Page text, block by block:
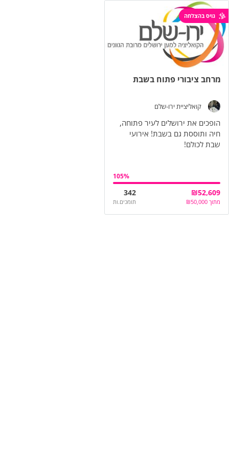
גויס בהצלחה
מרחב ציבורי פתוח בשבת
קואליציית ירו-שלם
הופכים את ירושלים לעיר פתוחה,
חיה ותוססת גם בשבת! אירועי
שבת לכולם!
105%
₪52,609
מתוך ₪50,000
342
תומכים.ות